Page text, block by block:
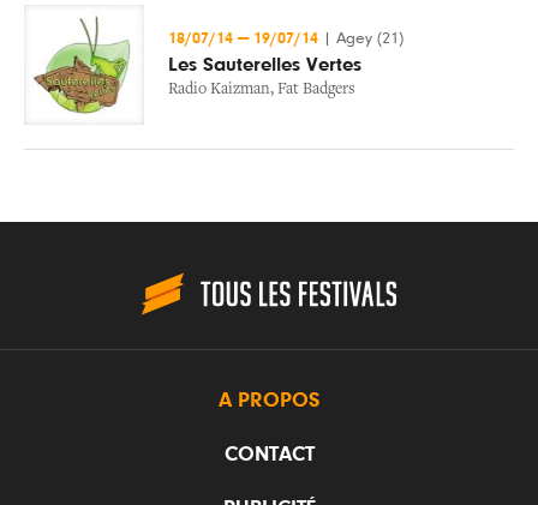
18/07/14 — 19/07/14 Agey (21)
Les Sauterelles Vertes
Radio Kaizman, Fat Badgers
A PROPOS
CONTACT